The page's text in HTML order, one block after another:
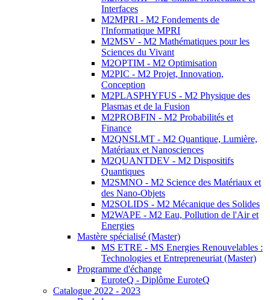
Interfaces
M2MPRI - M2 Fondements de
l'Informatique MPRI
M2MSV - M2 Mathématiques pour les
Sciences du Vivant
M2OPTIM - M2 Optimisation
M2PIC - M2 Projet, Innovation,
Conception
M2PLASPHYFUS - M2 Physique des
Plasmas et de la Fusion
M2PROBFIN - M2 Probabilités et
Finance
M2QNSLMT - M2 Quantique, Lumière,
Matériaux et Nanosciences
M2QUANTDEV - M2 Dispositifs
Quantiques
M2SMNO - M2 Science des Matériaux et
des Nano-Objets
M2SOLIDS - M2 Mécanique des Solides
M2WAPE - M2 Eau, Pollution de l'Air et
Energies
Mastère spécialisé (Master)
MS ETRE - MS Energies Renouvelables :
Technologies et Entrepreneuriat (Master)
Programme d'échange
EuroteQ - Diplôme EuroteQ
Catalogue 2022 - 2023